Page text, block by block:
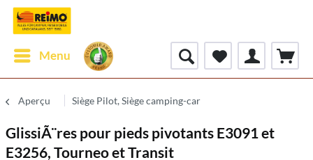
Menu
Aperçu Siège Pilot, Siège camping-car
GlissiÃ¨res pour pieds pivotants E3091 et
E3256, Tourneo et Transit